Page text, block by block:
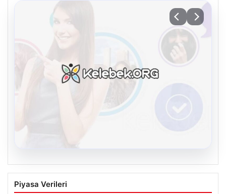
Kelebek.Org İle Çevrim içi İletişimin
Güvenli Adresi Ve Muhabbet Deneyimi
Piyasa Verileri